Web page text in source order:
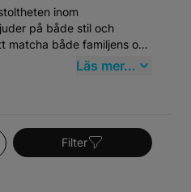
inom
på både stil och
matcha både familjens och
framhäver innovation
presterar på topp.
Läs mer...
Filter